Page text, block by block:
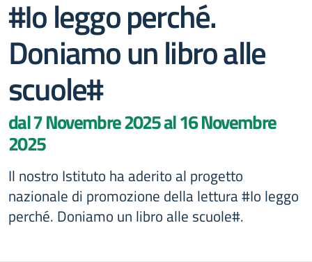
#Io leggo perché.
Doniamo un libro alle
scuole#
dal 7 Novembre 2025 al 16 Novembre
2025
Il nostro Istituto ha aderito al progetto
nazionale di promozione della lettura #Io leggo
perché. Doniamo un libro alle scuole#.